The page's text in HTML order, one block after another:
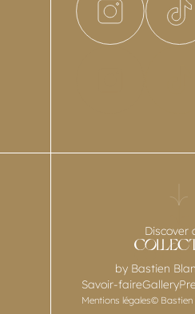
Discover
by Bastien
Savoir-faireGallery
Mentions légales© Bastien